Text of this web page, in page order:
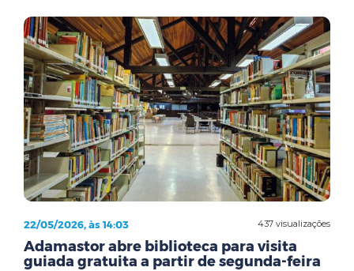
437 visualizações
22/05/2026, às 14:03
Adamastor abre biblioteca para visita
guiada gratuita a partir de segunda-feira